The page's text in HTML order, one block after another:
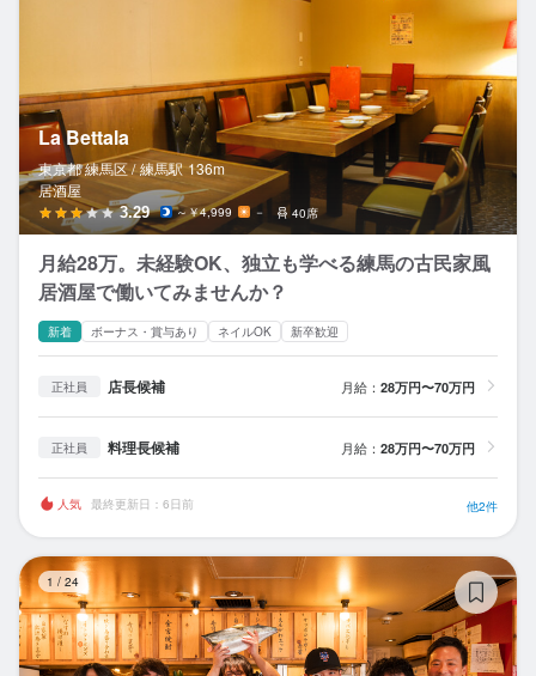
La Bettala
東京都 練馬区 / 練馬駅 136m
居酒屋
3.29 ～￥4,999 － 40席
月給28万。未経験OK、独立も学べる練馬の古民家風
居酒屋で働いてみませんか？
新着 ボーナス・賞与あり ネイルOK 新卒歓迎
正社員 店長候補 月給： 28万円〜70万円
正社員 料理長候補 月給： 28万円〜70万円
人気 最終更新日：6日前 他2件
1 / 24